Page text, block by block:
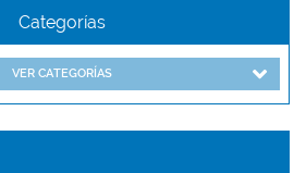
Categorías
VER CATEGORÍAS